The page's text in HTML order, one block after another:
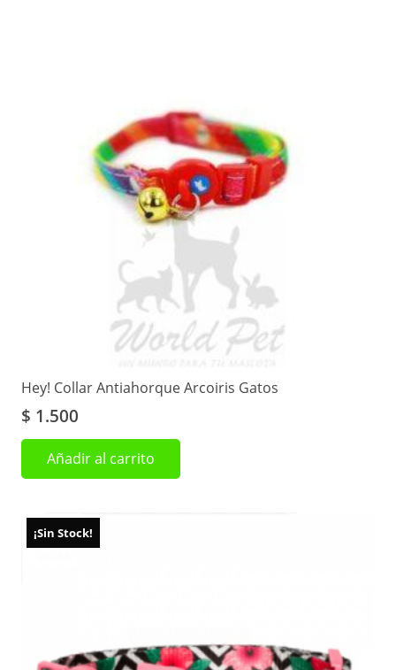
Hey! Collar Antiahorque Arcoiris Gatos
$ 1.500
Añadir al carrito
¡Sin Stock!